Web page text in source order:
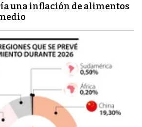
una inflación de alimentos